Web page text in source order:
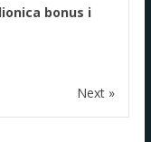
bonus i
Next »